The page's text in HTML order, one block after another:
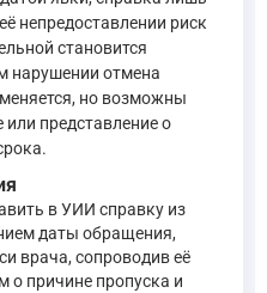
в течение испытательного
Федерации, ст.74
вы ссылались, лишь в общем
— может ли справка из
непредоставлении риск
становится
нарушении отмена
но возможны
представление о
в УИИ справку из
даты обращения,
врача, сопроводив её
о причине пропуска и